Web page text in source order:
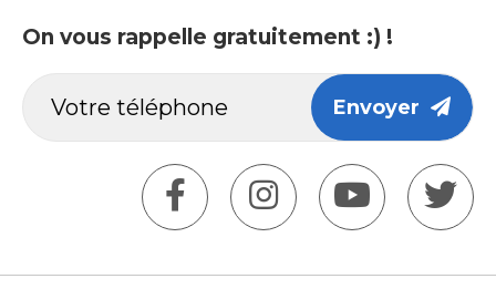
On vous rappelle gratuitement :) !
Envoyer